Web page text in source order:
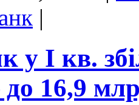
|
у І кв.
16,9